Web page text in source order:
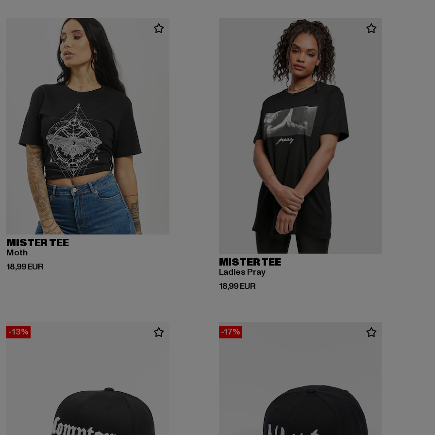
MISTER TEE
Moth
18,99 EUR
Derzeitiger Preis: 18,99 EUR MISTER TEE
Ladies Pray
18,99 EUR
Derzeitiger Preis: 18,99 EUR
-13% -17%